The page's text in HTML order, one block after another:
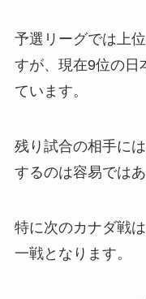
予選リーグでは上
すが、現在9位の日
ています。
残り試合の相手に
するのは容易ではあ
特に次のカナダ戦
一戦となります。